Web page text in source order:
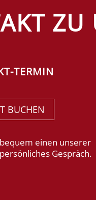
ZU
TERMIN
BUCHEN
einen unserer
Gespräch.